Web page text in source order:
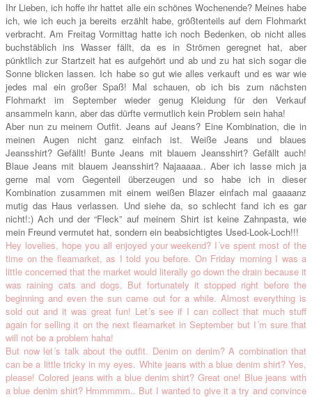
Ihr Lieben,ich hoffe ihr hattet alle ein schönes Wochenende? Meines habe
ich, wie ich euch ja bereits erzählt habe, größtenteils auf dem Flohmarkt
verbracht. Am Freitag Vormittag hatte ich noch Bedenken, ob nicht alles
buchstäblich ins Wasser fällt, da es in Strömen geregnet hat, aber
pünktlich zurStartzeit hat es aufgehört und ab und zu hat sich sogar die
Sonne blicken lassen. Ich habe so gut wie alles verkauft und es war wie
jedes mal ein großer Spaß! Mal schauen, ob ich bis zum nächsten
Flohmarkt im September wieder genug Kleidung für den Verkauf
ansammeln kann, aber das dürfte vermutlich kein Problem sein haha!
Aber nun zu meinem Outfit. Jeans auf Jeans? Eine Kombination, die in
meinen Augen nicht ganz einfach ist. Weiße Jeans und blaues
Jeansshirt? Gefällt! Bunte Jeans mit blauem Jeansshirt? Gefällt auch!
Blaue Jeans mit blauem Jeansshirt? Najaaaaa.. Aber ich lasse mich ja
gerne mal vom Gegenteil überzeugen und so habe ich in dieser
Kombination zusammen mit einem weißen Blazer einfach mal gaaaanz
mutig das Haus verlassen. Und siehe da, so schlecht fand ich es gar
nicht!:) Ach und der “Fleck” auf meinem Shirt ist keine Zahnpasta, wie
mein Freund vermutet hat, sondern ein beabsichtigtes Used-Look-Loch!!!
Hey lovelies, hope you all enjoyed your weekend? I´vespent most of the
time on the fleamarket, as I told you before. On Friday morning I was a
little concerned that the market would literally go down the drain because it
was raining cats and dogs. But fortunately it stopped right before the
beginning and even the sun came out for a while. Almost everything is
sold out and it was great fun! Let´s see if I can collect that much stuff
again for sellingit on the next fleamarket in September but I´m sure that
will not be a problem haha!
But now let´s talk about the outfit. Denim on denim? A combination that
can be a little tricky in my eyes. White jeans with a blue denim shirt? Yes,
please! Colored jeans with a blue denim shirt? Great one! Blue jeans with
a blue denim shirt? Hmmmmm.. But I wanted to give it a try andconvince